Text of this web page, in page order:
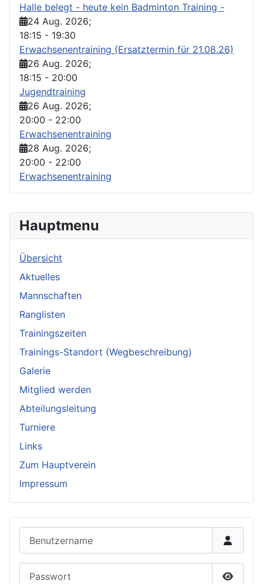
Hauptmenu
Übersicht
Aktuelles
Mannschaften
Ranglisten
Trainingszeiten
Trainings-Standort (Wegbeschreibung)
Galerie
Mitglied werden
Abteilungsleitung
Turniere
Links
Zum Hauptverein
Impressum
Halle belegt - heute kein Badminton Training -
24 Aug. 2026;
18:15 - 19:30
Erwachsenentraining (Ersatztermin für 21.08.26)
26 Aug. 2026;
18:15 - 20:00
Jugendtraining
26 Aug. 2026;
20:00 - 22:00
Erwachsenentraining
28 Aug. 2026;
20:00 - 22:00
Erwachsenentraining